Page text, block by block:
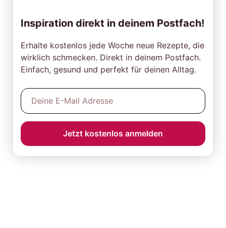
Inspiration direkt in deinem Postfach!
Erhalte kostenlos jede Woche neue Rezepte, die
wirklich schmecken. Direkt in deinem Postfach.
Einfach, gesund und perfekt für deinen Alltag.
Jetzt kostenlos anmelden